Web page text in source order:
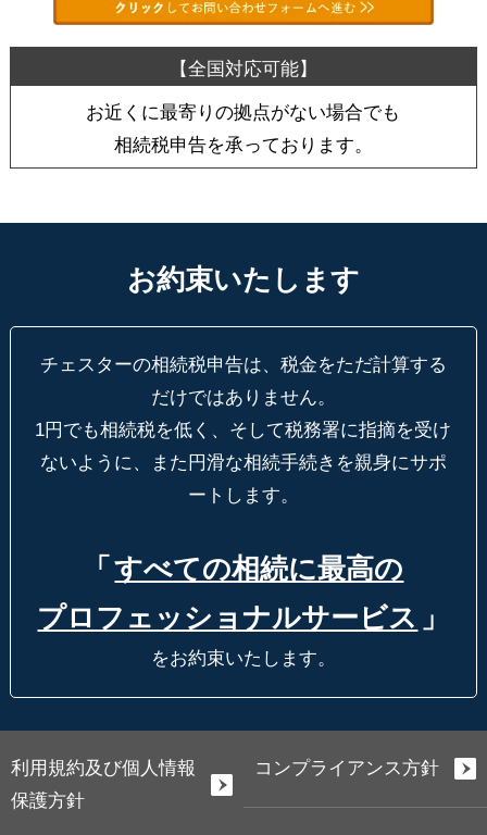
お近くに最寄りの拠点がない場合でも
相続税申告を承っております。
お約束いたします
チェスターの相続税申告は、税金をただ計算する
だけではありません。
1円でも相続税を低く、そして税務署に指摘を受け
ないように、
また円滑な相続手続きを親身にサポ
ートします。
「 すべての相続に最高の
プロフェッショナルサービス 」
をお約束いたします。
利用規約及び個人情報
保護方針
コンプライアンス方針